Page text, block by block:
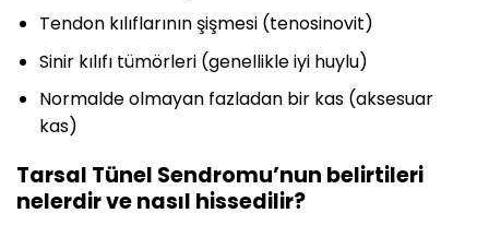
Tendon kılıflarının şişmesi (tenosinovit)
Sinir kılıfı tümörleri (genellikle iyi huylu)
Normalde olmayan fazladan bir kas (aksesuar
kas)
Tarsal Tünel Sendromu’nun belirtileri
nelerdir ve nasıl hissedilir?